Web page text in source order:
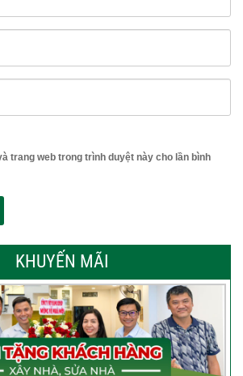
trang web trong trình duyệt này cho lần bình
KHUYẾN MÃI